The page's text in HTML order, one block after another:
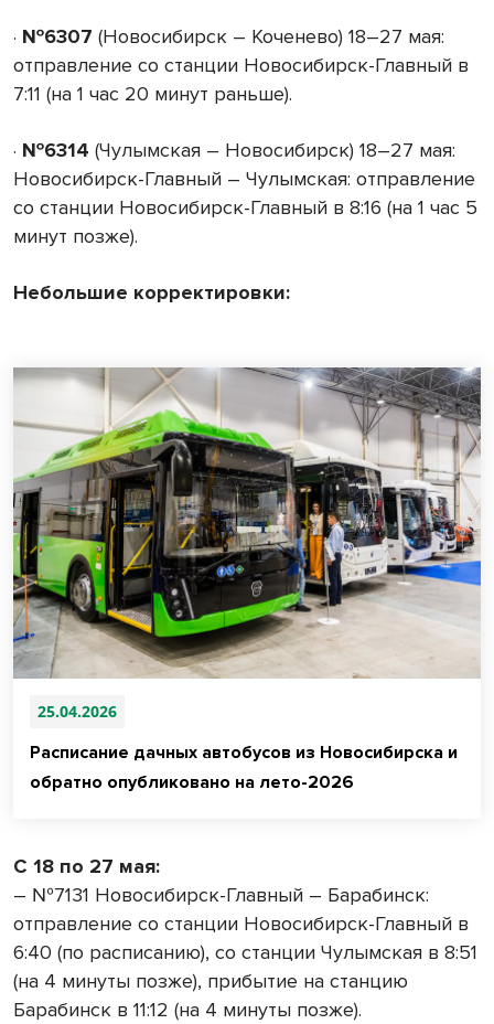
· №6307 (Новосибирск – Коченево) 18–27 мая:
отправление со станции Новосибирск-Главный в
7:11 (на 1 час 20 минут раньше).
· №6314 (Чулымская – Новосибирск) 18–27 мая:
Новосибирск-Главный – Чулымская: отправление
со станции Новосибирск-Главный в 8:16 (на 1 час 5
минут позже).
Небольшие корректировки:
25.04.2026
Расписание дачных автобусов из Новосибирска и
обратно опубликовано на лето-2026
С 18 по 27 мая:
– №7131 Новосибирск-Главный – Барабинск:
отправление со станции Новосибирск-Главный в
6:40 (по расписанию), со станции Чулымская в 8:51
(на 4 минуты позже), прибытие на станцию
Барабинск в 11:12 (на 4 минуты позже).